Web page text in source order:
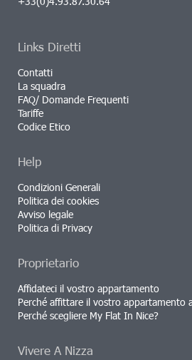
Links Diretti
Contatti
La squadra
FAQ/ Domande Frequenti
Tariffe
Codice Etico
Help
Condizioni Generali
Politica dei cookies
Avviso legale
Politica di Privacy
Proprietario
Affidateci il vostro appartamento
Perché affittare il vostro appartamento
Perché scegliere My Flat In Nice?
Vivere A Nizza